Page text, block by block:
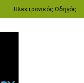
Ηλεκτρονικός Οδηγός